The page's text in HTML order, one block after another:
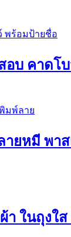
อบ คาดโ
ายหมี พา
า ในถุงใ